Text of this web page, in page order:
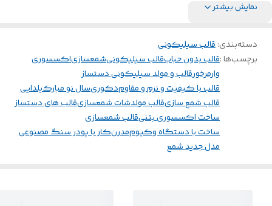
نمایش بیشتر
دسته‌بندی:قالب سیلیکونی
برچسب‌ها :قالب بدون حبابقالب سیلیکونیشمعسازیاکسسوری
وارمرخورقالب و مولد سیلیکونی دستساز
قالب با کیفیت و نرم و مقاومدکوریسال نو مبارکیلدایی
قالب شمع سازیقالب مولدشات شمعسازیقالب های دستساز
ساخت اکسسوری بتنیقالب شمعسازی
ساخت با دستگاه وکیوممدرنکار با پودر سنگ مصنوعی
مدل جدید شمع